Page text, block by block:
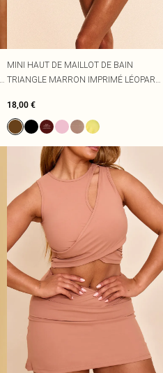
MINI HAUT DE MAILLOT DE BAIN
TRIANGLE MARRON IMPRIMÉ LÉOPARD
18,00 €